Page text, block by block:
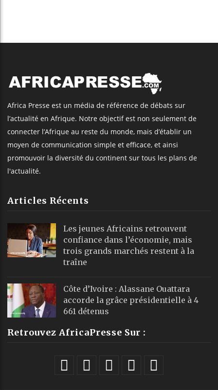
Africa Presse est un média de référence de débats sur
l’actualité en Afrique. Notre objectif est non seulement de
connecter l’Afrique au reste du monde, mais d’établir un
moyen de communication simple et efficace, et ainsi
promouvoir la diversité du continent sur tous les plans de
l'actualité.
Articles Récents
Les jeunes Africains retrouvent
confiance dans l’économie, mais
trois grands marchés restent à la
traîne
Côte d’Ivoire : Alassane Ouattara
accorde la grâce présidentielle à 4
661 détenus
Retrouvez AfricaPresse Sur :